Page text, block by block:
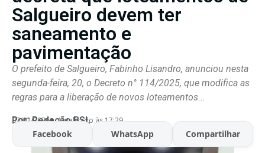
Salgueiro devem ter
saneamento e
pavimentação
O prefeito de Salgueiro, Fabinho Lisandro, anunciou nesta
segunda-feira, 20, o Decreto n° 114/2025, que modifica as
regras para a liberação de novos loteamentos...
Por:Redação BSL
07/02/2026 Atualizado às 17:29
Facebook WhatsApp Compartilhar